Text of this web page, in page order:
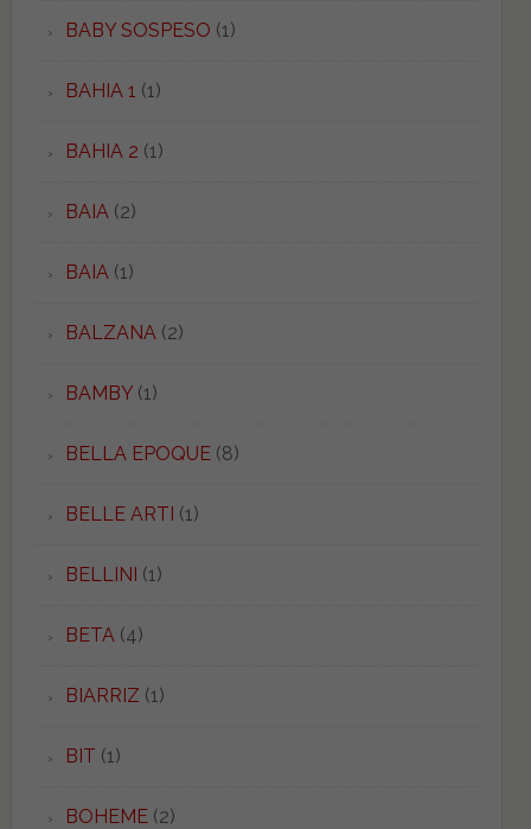
BABY SOSPESO (1)
BAHIA 1 (1)
BAHIA 2 (1)
BAIA(2)
BAIA(1)
BALZANA(2)
BAMBY(1)
BELLA EPOQUE(8)
BELLE ARTI (1)
BELLINI (1)
BETA(4)
BIARRIZ (1)
BIT (1)
BOHEME(2)